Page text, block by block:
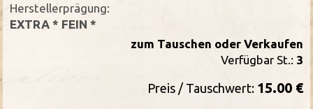
Herstellerprägung:
EXTRA * FEIN *
zum Tauschen oder Verkaufen
Verfügbar St.: 3
Preis / Tauschwert: 15.00 €